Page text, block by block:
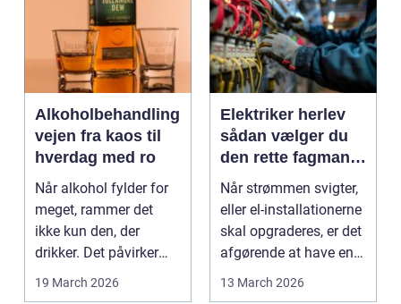
Alkoholbehandling
vejen fra kaos til
hverdag med ro
Når alkohol fylder for
meget, rammer det
ikke kun den, der
drikker. Det påvirker
også familie, arbej...
19 March 2026
Elektriker herlev
sådan vælger du
den rette fagmand
til dine el-opgaver
Når strømmen svigter,
eller el-installationerne
skal opgraderes, er det
afgørende at have en
pålidel...
13 March 2026